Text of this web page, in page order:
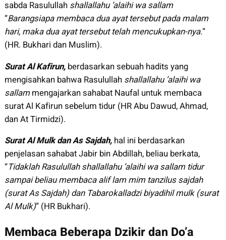
sabda Rasulullah shallallahu ’alaihi wa sallam
“Barangsiapa membaca dua ayat tersebut pada malam
hari, maka dua ayat tersebut telah mencukupkan-nya.”
(HR. Bukhari dan Muslim).
Surat Al Kafirun,berdasarkan sebuah hadits yang
mengisahkan bahwa Rasulullah shallallahu ’alaihi wa
sallammengajarkan sahabat Naufal untuk membaca
surat Al Kafirun sebelum tidur (HR Abu Dawud, Ahmad,
dan At Tirmidzi).
Surat Al Mulk dan As Sajdah, hal ini berdasarkan
penjelasan sahabat Jabir bin Abdillah, beliau berkata,
“Tidaklah Rasulullah shallallahu ’alaihi wa sallam tidur
sampai beliau membaca alif lam mim tanzilus sajdah
(surat As Sajdah) dan Tabarokalladzi biyadihil mulk (surat
Al Mulk)” (HR Bukhari).
Membaca Beberapa Dzikir dan Do’a